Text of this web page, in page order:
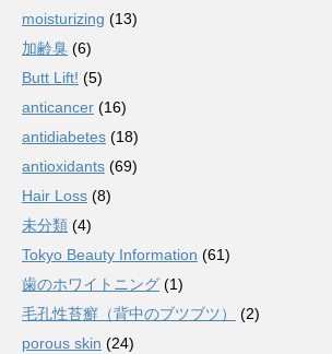
moisturizing (13)
加齢臭 (6)
Butt Lift! (5)
anticancer (16)
antidiabetes (18)
antioxidants (69)
Hair Loss (8)
未分類 (4)
Tokyo Beauty Information (61)
歯のホワイトニング (1)
毛孔性苔癬（背中のブツブツ）
(2)
porous skin (24)